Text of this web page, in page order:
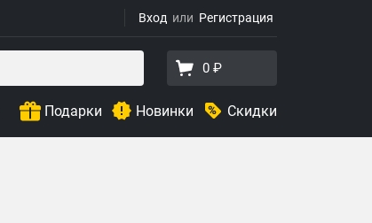
Вход Регистрация
0 ₽
Подарки Новинки Скидки